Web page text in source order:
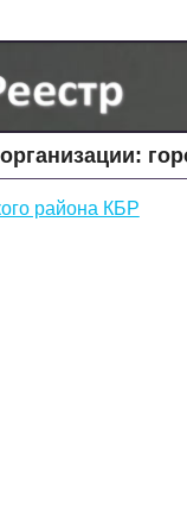
района КБР